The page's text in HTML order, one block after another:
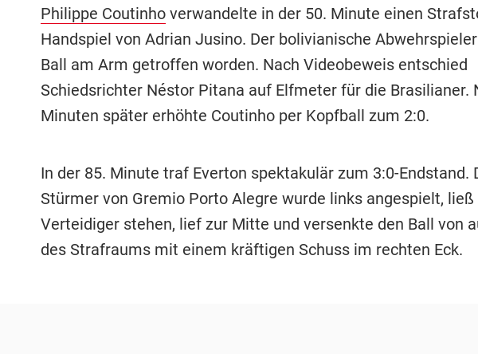
Philippe Coutinhoverwandelte in der 50. Minute einen
Handspiel von Adrian Jusino. Der bolivianische
Ball am Arm getroffen worden. Nach Videobeweis entschied
Schiedsrichter Néstor Pitana auf Elfmeter für die Brasilianer.
Minuten später erhöhte Coutinho per Kopfball zum 2:0.
In der 85. Minute traf Everton spektakulär zum 3:0-Endstand.
Stürmer von Gremio Porto Alegre wurde links angespielt,
Verteidiger stehen, lief zur Mitte und versenkte den Ball von
des Strafraums mit einem kräftigen Schuss im rechten Eck.